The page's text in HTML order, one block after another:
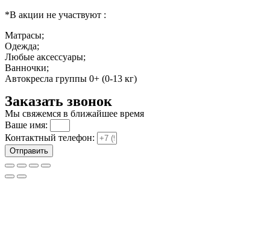
*В акции не участвуют :
Матрасы;
Одежда;
Любые аксессуары;
Ванночки;
Автокресла группы 0+ (0-13 кг)
Заказать звонок
Мы свяжемся в ближайшее время
Ваше имя:
Контактный телефон:
Отправить